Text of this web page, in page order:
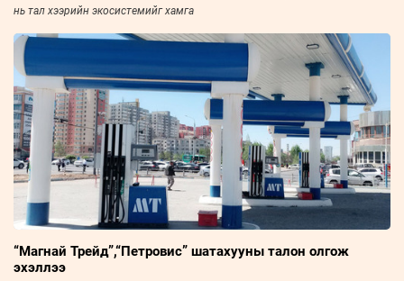
нь тал хээрийн экосистемийг хамга
“Магнай Трейд”,“Петровис” шатахууны талон олгож
эхэллээ